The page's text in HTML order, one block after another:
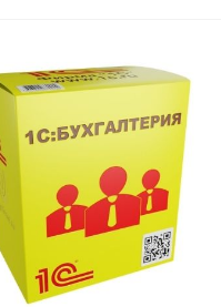
Смотреть проект